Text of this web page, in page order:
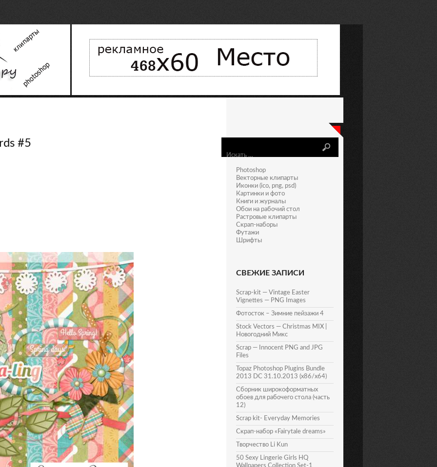
#5
Photoshop
Векторные клипарты
Иконки (ico, png, psd)
Картинки и фото
Книги и журналы
Обои на рабочий стол
Растровые клипарты
Скрап-наборы
Футажи
Шрифты
СВЕЖИЕ ЗАПИСИ
Scrap-kit — Vintage Easter
Vignettes — PNG Images
Фотосток – Зимние пейзажи 4
Stock Vectors — Christmas MIX |
Новогодний Микс
Scrap — Innocent PNG and JPG
Files
Topaz Photoshop Plugins Bundle
2013 DC 31.10.2013 (x86/x64)
Сборник широкоформатных
обоев для рабочего стола (часть
12)
Scrap kit- Everyday Memories
Скрап-набор «Fairytale dreams»
Творчество Li Kun
50 Sexy Lingerie Girls HQ